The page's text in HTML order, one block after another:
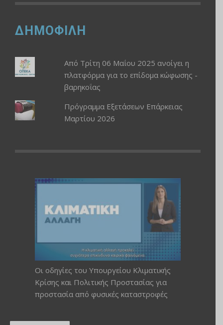
ΔΗΜΟΦΙΛΗ
Από Τρίτη 06 Μαΐου 2025 ανοίγει η
πλατφόρμα για το επίδομα κώφωσης -
βαρηκοΐας
Πρόγραμμα Εξετάσεων Επάρκειας
Μαρτίου 2026
Οι οδηγίες του Υπουργείου Κλιματικής
Κρίσης και Πολιτικής Προστασίας για
προστασία από φυσικές καταστροφές